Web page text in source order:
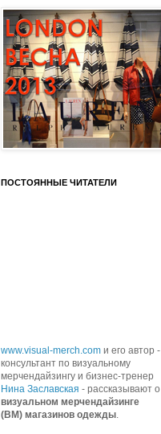
ПОСТОЯННЫЕ ЧИТАТЕЛИ
www.visual-merch.com и его автор -
консультант по визуальному
мерчендайзингу и бизнес-тренер
Нина Заславская - рассказывают о
визуальном мерчендайзинге
(ВМ) магазинов одежды.